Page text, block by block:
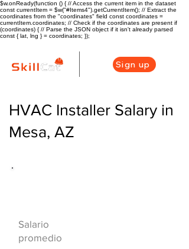
$w.onReady(function () { // Access the current item in the dataset
const currentItem = $w("#Items4").getCurrentItem(); // Extract the
coordinates from the "coordinates" field const coordinates =
currentItem.coordinates; // Check if the coordinates are present if
(coordinates) { // Parse the JSON object if it isn't already parsed
const { lat, lng } = coordinates; });
Sign up
HVAC Installer Salary in
Mesa, AZ
Salario
promedio